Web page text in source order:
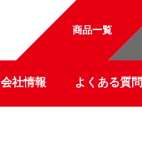
商品一覧
会社情報 よくある質問